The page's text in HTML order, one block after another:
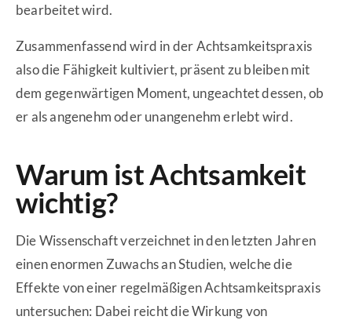
bearbeitet wird.
Zusammenfassend wird in der Achtsamkeitspraxis
also die Fähigkeit kultiviert, präsent zu bleiben mit
dem gegenwärtigen Moment, ungeachtet dessen, ob
er als angenehm oder unangenehm erlebt wird.
Warum ist Achtsamkeit
wichtig?
Die Wissenschaft verzeichnet in den letzten Jahren
einen enormen Zuwachs an Studien, welche die
Effekte von einer regelmäßigen Achtsamkeitspraxis
untersuchen: Dabei reicht die Wirkung von